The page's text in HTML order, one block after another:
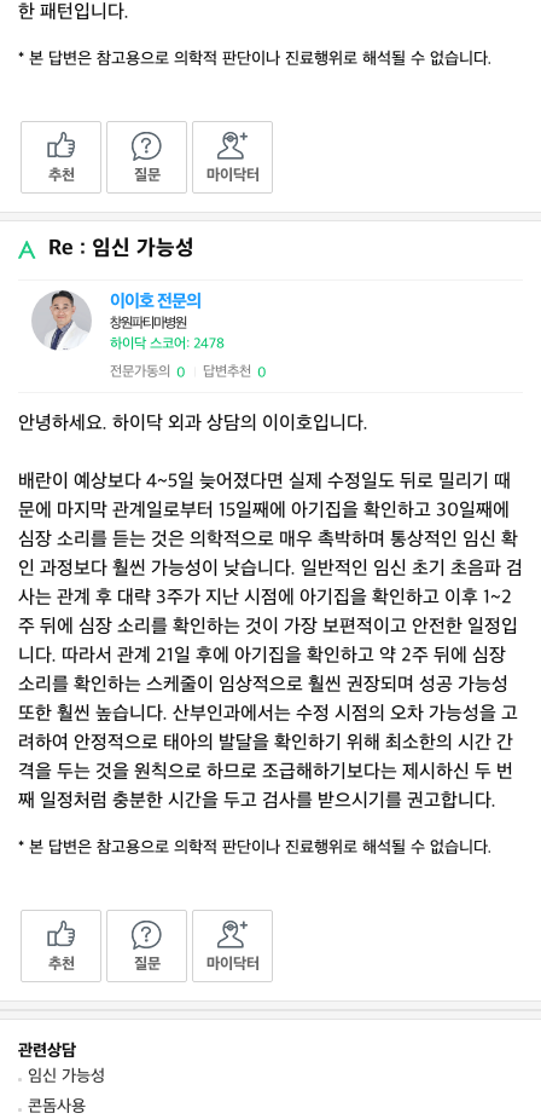
한 패턴입니다.
* 본 답변은 참고용으로 의학적 판단이나 진료행위로 해석될 수 없습니다.
추천 질문 마이닥터
Re : 임신 가능성
이이호 전문의
창원파티마병원
하이닥 스코어: 2478
전문가동의 0 답변추천 0
안녕하세요. 하이닥 외과 상담의 이이호입니다.
배란이 예상보다 4~5일 늦어졌다면 실제 수정일도 뒤로 밀리기 때
문에 마지막 관계일로부터 15일째에 아기집을 확인하고 30일째에
심장 소리를 듣는 것은 의학적으로 매우 촉박하며 통상적인 임신 확
인 과정보다 훨씬 가능성이 낮습니다. 일반적인 임신 초기 초음파 검
사는 관계 후 대략 3주가 지난 시점에 아기집을 확인하고 이후 1~2
주 뒤에 심장 소리를 확인하는 것이 가장 보편적이고 안전한 일정입
니다. 따라서 관계 21일 후에 아기집을 확인하고 약 2주 뒤에 심장
소리를 확인하는 스케줄이 임상적으로 훨씬 권장되며 성공 가능성
또한 훨씬 높습니다. 산부인과에서는 수정 시점의 오차 가능성을 고
려하여 안정적으로 태아의 발달을 확인하기 위해 최소한의 시간 간
격을 두는 것을 원칙으로 하므로 조급해하기보다는 제시하신 두 번
째 일정처럼 충분한 시간을 두고 검사를 받으시기를 권고합니다.
* 본 답변은 참고용으로 의학적 판단이나 진료행위로 해석될 수 없습니다.
추천 질문 마이닥터
관련상담
임신 가능성
콘돔사용